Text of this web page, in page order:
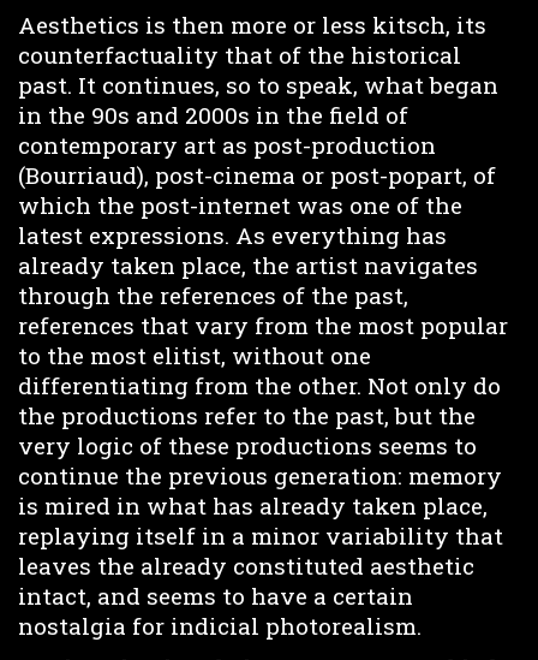
Aesthetics is then more or less kitsch, its
counterfactuality that of the historical
past. It continues, so to speak, what began
in the 90s and 2000s in the field of
contemporary art as post-production
(Bourriaud), post-cinema or post-popart, of
which the post-internet was one of the
latest expressions. As everything has
already taken place, the artist navigates
through the references of the past,
references that vary from the most popular
to the most elitist, without one
differentiating from the other. Not only do
the productions refer to the past, but the
very logic of these productions seems to
continue the previous generation: memory
is mired in what has already taken place,
replaying itself in a minor variability that
leaves the already constituted aesthetic
intact, and seems to have a certain
nostalgia for indicial photorealism.